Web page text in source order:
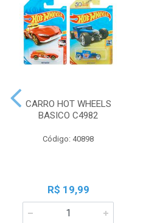
CARRO HOT WHEELS
BASICO C4982
Código: 40898
R$ 19,99